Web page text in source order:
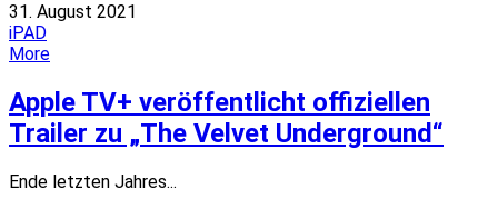
31. August 2021
iPAD
More
Apple TV+ veröffentlicht offiziellen
Trailer zu „The Velvet Underground“
Ende letzten Jahres...